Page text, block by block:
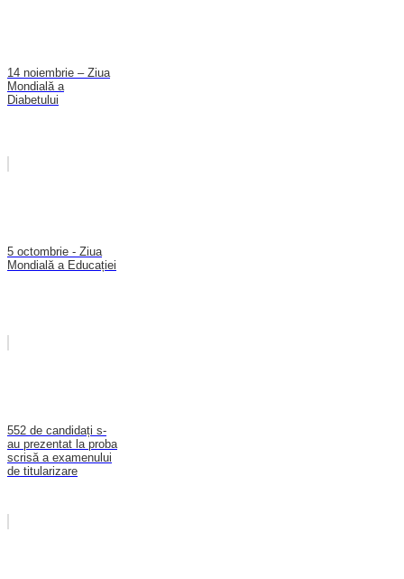
14 noiembrie – Ziua
Mondială a
Diabetului
5 octombrie - Ziua
Mondială a Educației
552 de candidați s-
au prezentat la proba
scrisă a examenului
de titularizare